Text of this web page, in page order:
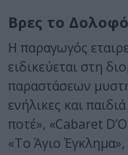
Βρες το
Η παραγωγός
ειδικεύεται στη
παραστάσεων
ενήλικες και
ποτέ», «Cabaret
«Το Άγιο